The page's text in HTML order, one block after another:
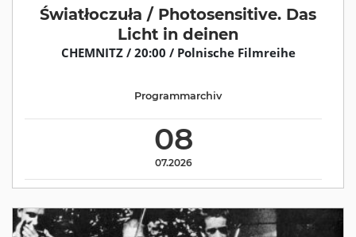
Światłoczuła / Photosensitive. Das
Licht in deinen
CHEMNITZ / 20:00 / Polnische Filmreihe
08
07.2026
Programmarchiv